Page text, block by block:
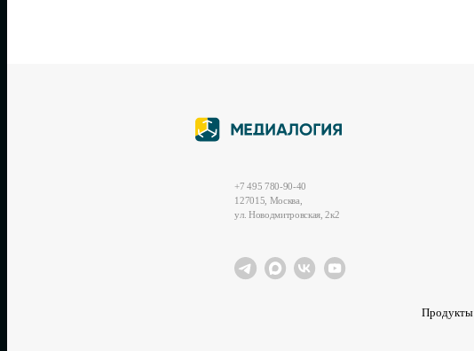
+7 495 780-90-40
127015, Москва,
ул. Новодмитровская, 2к2
Продукты